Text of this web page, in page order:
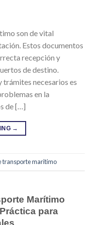
son de vital
Estos documentos
recepción y
de destino.
trámites necesarios es
en la
de […]
→
transporte maritimo
Marítimo
para